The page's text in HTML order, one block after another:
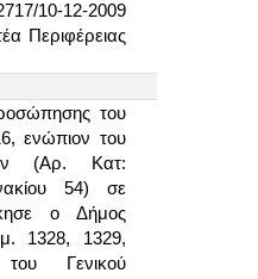
10-12-2009
Περιφέρειας
του
ενώπιον του
(Αρ. Κατ:
54) σε
ο Δήμος
1328, 1329,
Γενικού